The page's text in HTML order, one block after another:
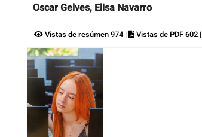
Oscar Gelves, Elisa Navarro
Vistas de resúmen 974 | Vistas de PDF 602 |